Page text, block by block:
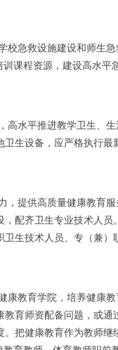
校急救设施建设和师生
课程资源，建设高水平
高水平推进教学卫生、
生设备，应严格执行最
，提供高质量健康教育
配齐卫生专业技术人员
生技术人员、专（兼）
康教育学院，培养健康
育师资配备问题，或通
把健康教育作为教师继